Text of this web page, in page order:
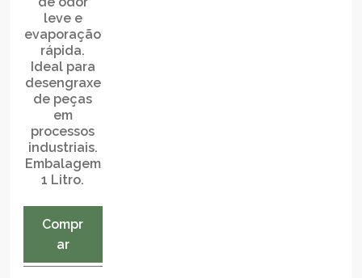
leve e
evaporação
rápida.
Ideal para
desengraxe
de peças
em
processos
industriais.
Embalagem
1 Litro.
Compr
ar